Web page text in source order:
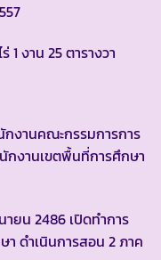
งาน 25 ตารางวา
งานคณะกรรมการการ
งานเขตพื้นที่การศึกษา
น 2486 เปิดทำการ
ดำเนินการสอน 2 ภาค